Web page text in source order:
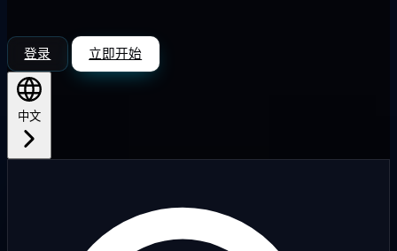
登录 立即开始
中文